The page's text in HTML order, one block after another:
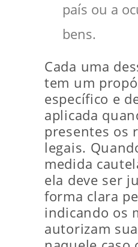
país ou a
bens.
Cada uma
tem um
específico e
aplicada
presentes os
legais.
medida
ela deve ser
forma clara
indicando os
autorizam